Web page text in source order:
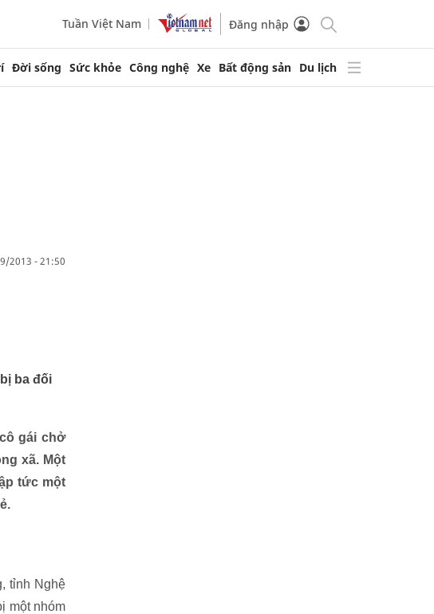
Tuần Việt Nam Đăng nhập
Đời sống Sức khỏe Công nghệ Xe Bất động sản Du lịch
2013 - 21:50
ba đối
gái chở
xã. Một
tức một
tỉnh Nghệ
một nhóm